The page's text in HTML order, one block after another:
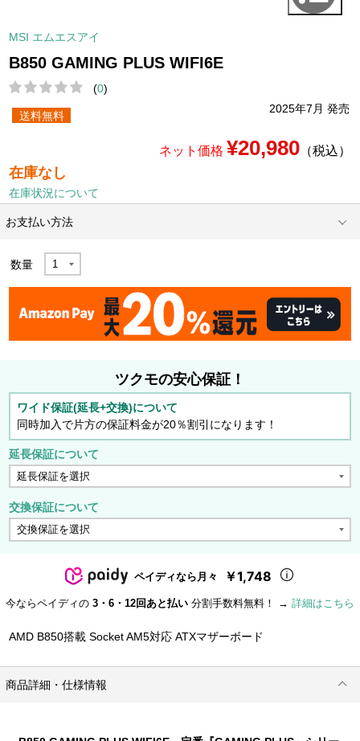
MSI エムエスアイ
B850 GAMING PLUS WIFI6E
(0)
2025年7月 発売
送料無料
ネット価格 ¥20,980（税込）
在庫なし
在庫状況について
お支払い方法
数量
ツクモの安心保証！
ワイド保証(延長+交換)について
同時加入で片方の保証料金が20％割引になります！
延長保証について
交換保証について
ペイディなら月々 ￥1,748
今ならペイディの 3・6・12回あと払い 分割手数料無料！ → 詳細はこちら
AMD B850搭載 Socket AM5対応 ATXマザーボード
商品詳細・仕様情報